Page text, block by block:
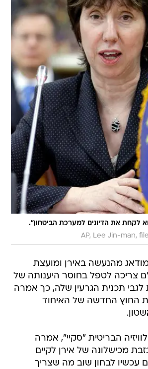
לקחת את הדיונים למערכת הביטחון".
AP, Lee Jin-man, file
מודאג מהנעשה באירן ומועצת
צריכה לטפל בחוסר היענותה של
לגבי תכנית הגרעין שלה, כך אמרה
החוץ החדשה של האיחוד
הבריטית "סקיי", אמרה
מכישלונה של אירן לקיים
עכשיו לבחון שוב מה שצריך